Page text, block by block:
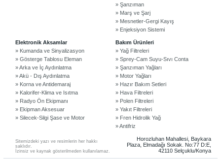
©2024 Courpar Otomotiv & Yedek Parça
Sitemizdeki yazı ve resimlerin her hakkı
saklıdır.
İzinsiz ve kaynak gösterilmeden kullanılamaz.
Horozluhan Mahallesi, Baykara
Plaza, Elmadağı Sokak. No:77 D:E,
42110 Selçuklu/Konya
» Şanzıman
» Marş ve Şarj
» Mesnetler-Gergi Kayış
» Enjeksiyon Sistemi
Elektronik Aksamlar
» Kumanda ve Sinyalizasyon
» Gösterge Tablosu Eleman
» Arka ve İç Aydınlatma
» Akü - Dış Aydınlatma
» Korna ve Antidemaraj
» Kalorifer-Klima ve Isıtma
» Radyo Ön Ekipmanı
» Ekipman Aksesuar
» Silecek-Silgi Şase ve Motor
Bakım Ürünleri
» Yağ Filtreleri
» Sprey-Cam Suyu-Sıvı Conta
» Şanzıman Yağları
» Motor Yağları
» Hazır Bakım Setleri
» Hava Filtreleri
» Polen Filtreleri
» Yakıt Filtreleri
» Fren Hidrolik Yağ
» Antifriz